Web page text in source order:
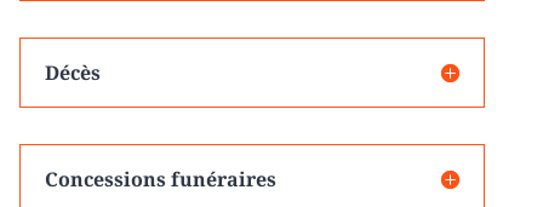
Décès
Concessions funéraires